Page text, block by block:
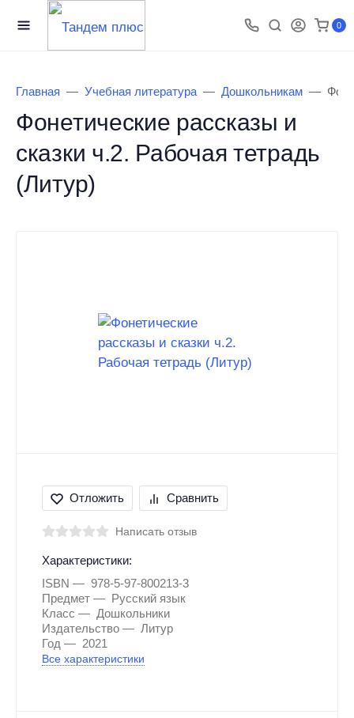
0
Главная Учебная литература Дошкольникам
Фонетические рассказы и
сказки ч.2. Рабочая тетрадь
(Литур)
Отложить Сравнить
Написать отзыв
Характеристики:
ISBN
978-5-97-800213-3
Предмет
Русский язык
Класс
Дошкольники
Издательство
Литур
Год
2021
Все характеристики